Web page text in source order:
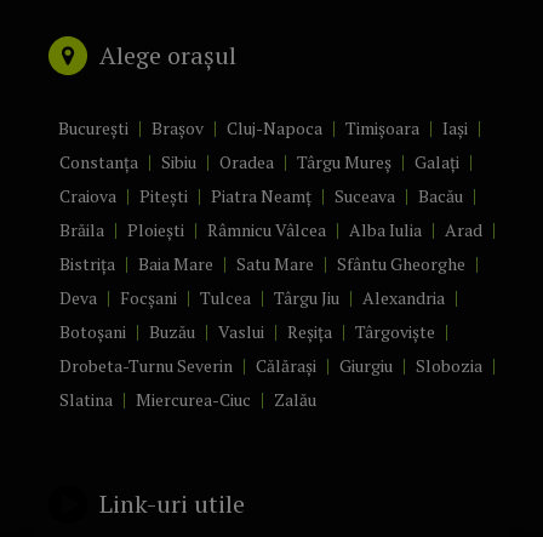
Alege orașul
București Brașov Cluj-Napoca Timișoara
Iași
Constanța
Sibiu Oradea Târgu Mureș
Galați
Craiova
Pitești Piatra Neamț Suceava
Bacău
Brăila
Ploiești Râmnicu Vâlcea Alba Iulia
Arad
Bistrița
Baia Mare Satu Mare
Sfântu Gheorghe
Deva
Focșani Tulcea Târgu Jiu
Alexandria
Botoșani
Buzău Vaslui Reșița
Târgoviște
Drobeta-Turnu Severin
Călărași Giurgiu
Slobozia
Slatina
Miercurea-Ciuc Zalău
Link-uri utile